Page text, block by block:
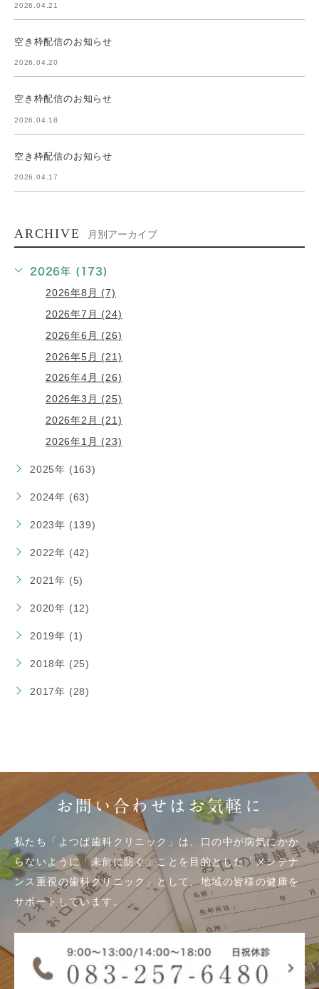
2026.04.21
空き枠配信のお知らせ
2026.04.20
空き枠配信のお知らせ
2026.04.18
空き枠配信のお知らせ
2026.04.17
ARCHIVE 月別アーカイブ
2026年 (173)
2026年8月 (7)
2026年7月 (24)
2026年6月 (26)
2026年5月 (21)
2026年4月 (26)
2026年3月 (25)
2026年2月 (21)
2026年1月 (23)
2025年 (163)
2024年 (63)
2023年 (139)
2022年 (42)
2021年 (5)
2020年 (12)
2019年 (1)
2018年 (25)
2017年 (28)
お問い合わせはお気軽に
私たち「よつば歯科クリニック」は、口の中が病気にかか
らないように「未前に防ぐ」ことを目的とした「メンテナ
ンス重視の歯科クリニック」として、地域の皆様の健康を
サポートしています。